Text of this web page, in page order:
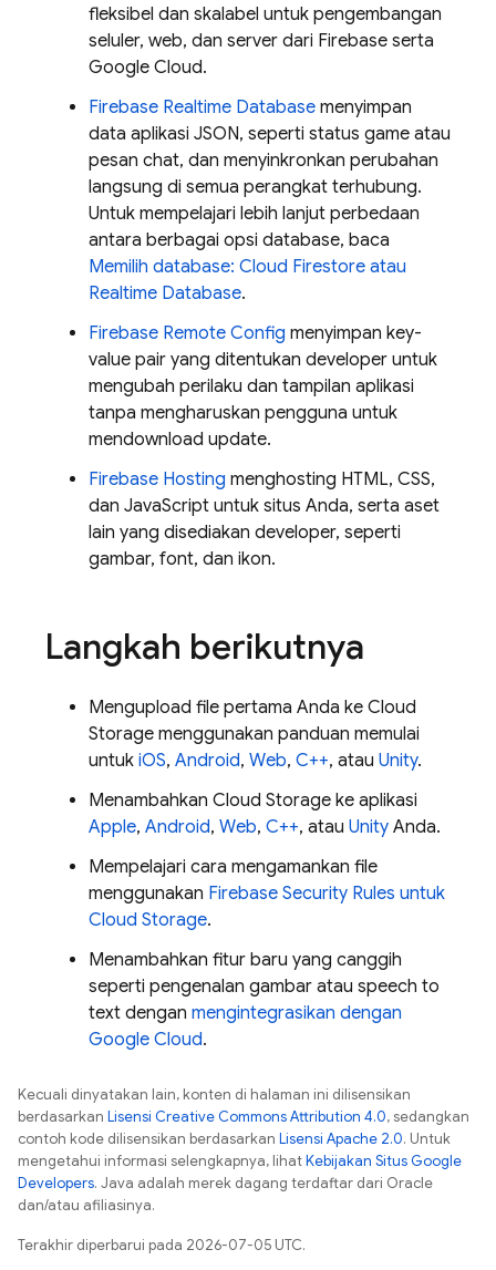
fleksibel dan skalabel untuk pengembangan
seluler, web, dan server dari Firebase serta
Google Cloud.
Firebase Realtime Database menyimpan
data aplikasi JSON, seperti status game atau
pesan chat, dan menyinkronkan perubahan
langsung di semua perangkat terhubung.
Untuk mempelajari lebih lanjut perbedaan
antara berbagai opsi database, baca
Memilih database: Cloud Firestore atau
Realtime Database.
Firebase Remote Config menyimpan key-
value pair yang ditentukan developer untuk
mengubah perilaku dan tampilan aplikasi
tanpa mengharuskan pengguna untuk
mendownload update.
Firebase Hosting menghosting HTML, CSS,
dan JavaScript untuk situs Anda, serta aset
lain yang disediakan developer, seperti
gambar, font, dan ikon.
Langkah berikutnya
Mengupload file pertama Anda ke Cloud
Storage menggunakan panduan memulai
untuk iOS, Android, Web, C++, atau Unity.
Menambahkan Cloud Storage ke aplikasi
Apple, Android, Web, C++, atau Unity Anda.
Mempelajari cara mengamankan file
menggunakan Firebase Security Rules untuk
Cloud Storage.
Menambahkan fitur baru yang canggih
seperti pengenalan gambar atau speech to
text dengan mengintegrasikan dengan
Google Cloud.
Kecuali dinyatakan lain, konten di halaman ini dilisensikan
berdasarkan Lisensi Creative Commons Attribution 4.0, sedangkan
contoh kode dilisensikan berdasarkan Lisensi Apache 2.0. Untuk
mengetahui informasi selengkapnya, lihatKebijakan Situs Google
Developers. Java adalah merek dagang terdaftar dari Oracle
dan/atau afiliasinya.
Terakhir diperbarui pada 2026-07-05 UTC.